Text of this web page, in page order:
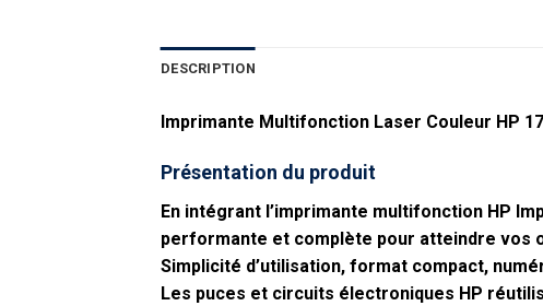
DESCRIPTION
Imprimante Multifonction Laser Couleur HP
Présentation du produit
En intégrant l’imprimante multifonction HP
performante et complète pour atteindre vos
Simplicité d’utilisation, format compact,
Les puces et circuits électroniques HP